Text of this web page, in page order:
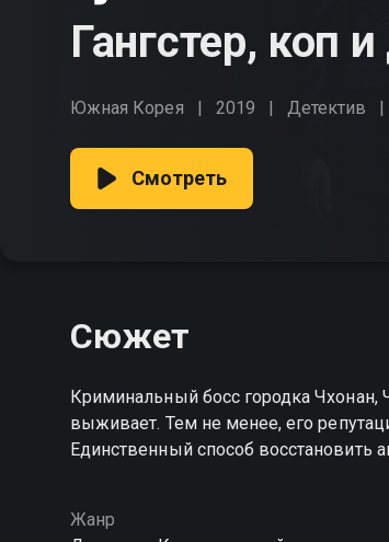
Гангстер, коп
Южная Корея 2019 Детектив
Смотреть
Сюжет
Криминальный босс городка Чхонан,
выживает. Тем не менее, его
Единственный способ восстановить
Жанр